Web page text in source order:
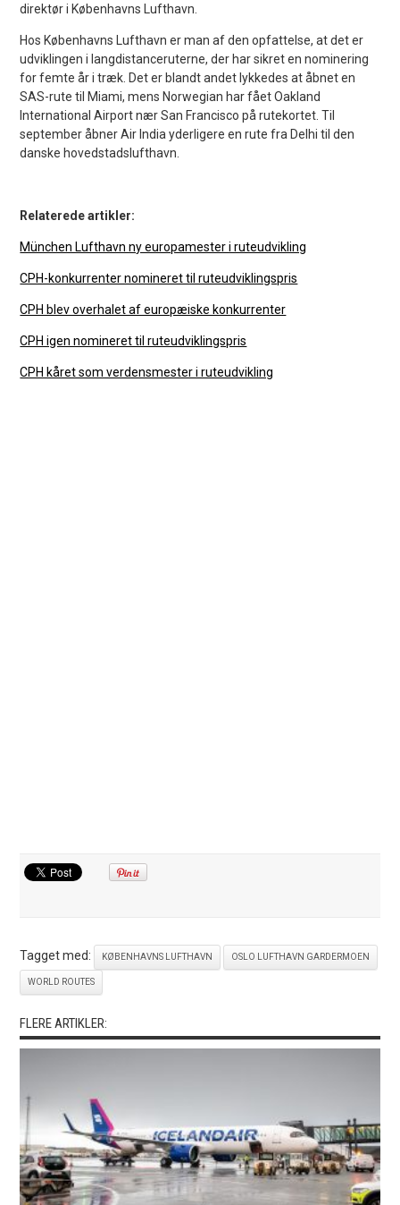
direktør i Københavns Lufthavn.
Hos Københavns Lufthavn er man af den opfattelse, at det er
udviklingen i langdistanceruterne, der har sikret en nominering
for femte år i træk. Det er blandt andet lykkedes at åbnet en
SAS-rute til Miami, mens Norwegian har fået Oakland
International Airport nær San Francisco på rutekortet. Til
september åbner Air India yderligere en rute fra Delhi til den
danske hovedstadslufthavn.
Relaterede artikler:
München Lufthavn ny europamester i ruteudvikling
CPH-konkurrenter nomineret til ruteudviklingspris
CPH blev overhalet af europæiske konkurrenter
CPH igen nomineret til ruteudviklingspris
CPH kåret som verdensmester i ruteudvikling
Tagget med: KØBENHAVNS LUFTHAVN OSLO LUFTHAVN GARDERMOEN
WORLD ROUTES
FLERE ARTIKLER: